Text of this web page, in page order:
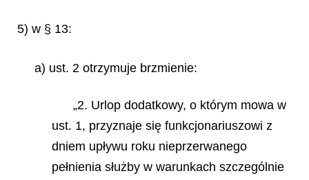
5) w § 13:
a) ust. 2 otrzymuje brzmienie:
„2. Urlop dodatkowy, o którym mowa w
ust. 1, przyznaje się funkcjonariuszowi z
dniem upływu roku nieprzerwanego
pełnienia służby w warunkach szczególnie